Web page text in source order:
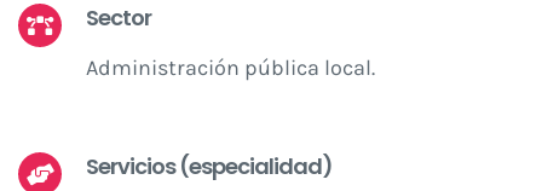
Sector
Administración pública local.
Servicios (especialidad)